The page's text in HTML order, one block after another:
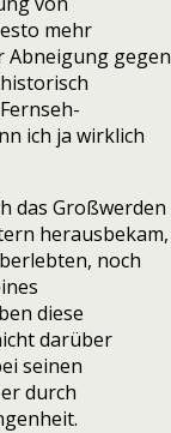
mehr
Abneigung gegen
ich ja wirklich
das Großwerden
herausbekam,
noch
diese
darüber
seinen
durch